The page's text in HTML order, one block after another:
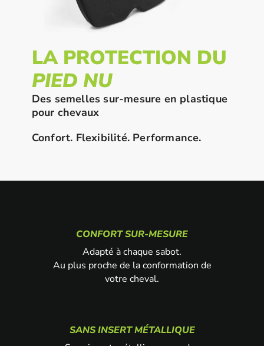
LA PROTECTION DU
PIED NU
Des semelles sur-mesure en plastique
pour chevaux
Confort. Flexibilité. Performance.
CONFORT SUR-MESURE
Adapté à chaque sabot.
Au plus proche de la conformation de
votre cheval.
SANS INSERT MÉTALLIQUE